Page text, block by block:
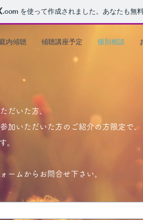
.com を使って作成されました。あなたも無
内傾聴 傾聴講座予定 個別相談
だいた方、
加いただいた方のご紹介の方限定で、
。
ームからお問合せ下さい。